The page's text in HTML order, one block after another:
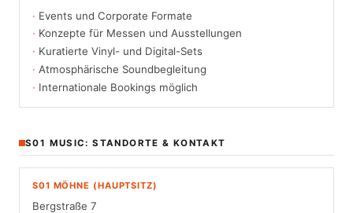
Events und Corporate Formate
Konzepte für Messen und Ausstellungen
Kuratierte Vinyl- und Digital-Sets
Atmosphärische Soundbegleitung
Internationale Bookings möglich
S01 MUSIC: STANDORTE & KONTAKT
S01 MÖHNE (HAUPTSITZ)
Bergstraße 7